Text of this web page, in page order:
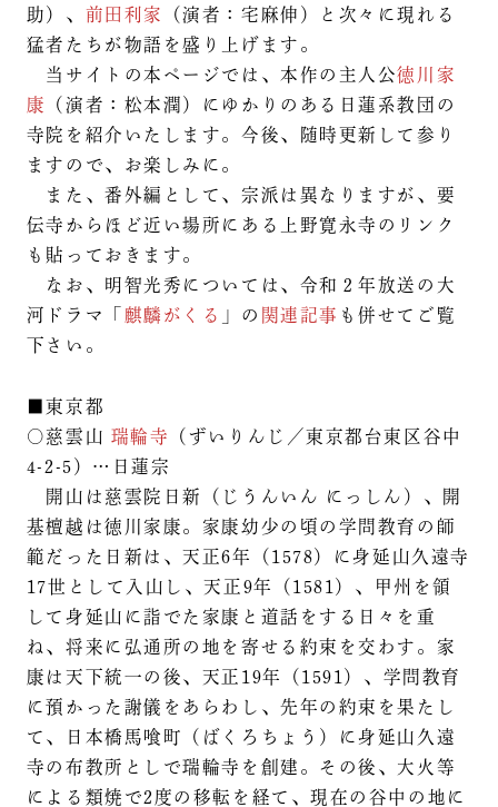
助）、 前田利家
（演者：宅麻伸）と次々に現れる
猛者たちが物語を盛り上げます。
当サイトの本ページでは、本作の主人公徳川家
康
（演者：松本潤）にゆかりのある日蓮系教団の
寺院を紹介いたします。今後、随時更新して参り
ますので、お楽しみに。
また、番外編として、宗派は異なりますが、要
伝寺からほど近い場所にある上野寛永寺のリンク
も貼っておきます。
なお、明智光秀については、令和２年放送の大
河ドラマ「
麒麟がくる 」の 関連記事 も併せてご覧
下さい。
■東京都
○慈雲山 瑞輪寺
（ずいりんじ／東京都台東区谷中
4-2-5）…日蓮宗
開山は慈雲院日新（じうんいん にっしん）、開
基檀越は徳川家康。家康幼少の頃の学問教育の師
範だった日新は、天正6年（1578）に身延山久遠寺
17世として入山し、天正9年（1581）、甲州を領
して身延山に詣でた家康と道話をする日々を重
ね、将来に弘通所の地を寄せる約束を交わす。家
康は天下統一の後、天正19年（1591）、学問教育
に預かった謝儀をあらわし、先年の約束を果たし
て、日本橋馬喰町（ばくろちょう）に身延山久遠
寺の布教所としで瑞輪寺を創建。その後、大火等
による類焼で2度の移転を経て、現在の谷中の地に